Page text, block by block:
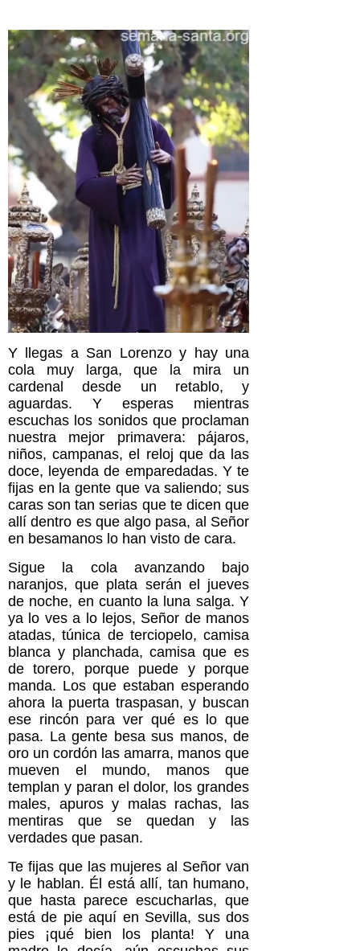
Y llegas a San Lorenzo y hay una
cola muy larga, que la mira un
cardenal desde un retablo, y
aguardas. Y esperas mientras
escuchas los sonidos que proclaman
nuestra mejor primavera: pájaros,
niños, campanas, el reloj que da las
doce, leyenda de emparedadas. Y te
fijas en la gente que va saliendo; sus
caras son tan serias que te dicen que
allí dentro es que algo pasa, al Señor
en besamanos lo han visto de cara.
Sigue la cola avanzando bajo
naranjos, que plata serán el jueves
de noche, en cuanto la luna salga. Y
ya lo ves a lo lejos, Señor de manos
atadas, túnica de terciopelo, camisa
blanca y planchada, camisa que es
de torero, porque puede y porque
manda. Los que estaban esperando
ahora la puerta traspasan, y buscan
ese rincón para ver qué es lo que
pasa. La gente besa sus manos, de
oro un cordón las amarra, manos que
mueven el mundo, manos que
templan y paran el dolor, los grandes
males, apuros y malas rachas, las
mentiras que se quedan y las
verdades que pasan.
Te fijas que las mujeres al Señor van
y le hablan. Él está allí, tan humano,
que hasta parece escucharlas, que
está de pie aquí en Sevilla, sus dos
pies ¡qué bien los planta! Y una